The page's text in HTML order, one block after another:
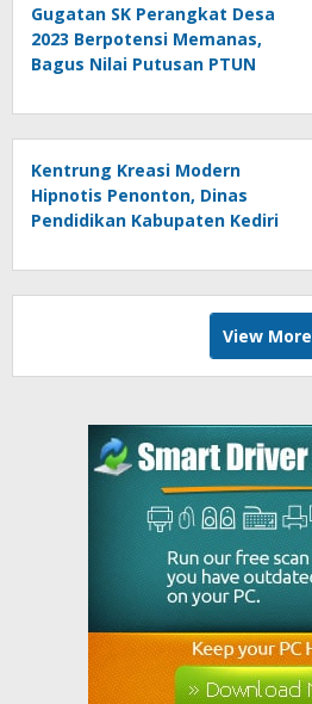
Gugatan SK Perangkat Desa
2023 Berpotensi Memanas,
Bagus Nilai Putusan PTUN
Kentrung Kreasi Modern
Hipnotis Penonton, Dinas
Pendidikan Kabupaten Kediri
View More